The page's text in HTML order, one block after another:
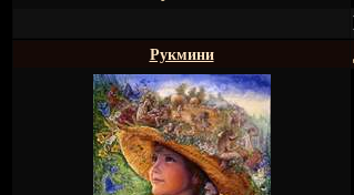
Рукмини